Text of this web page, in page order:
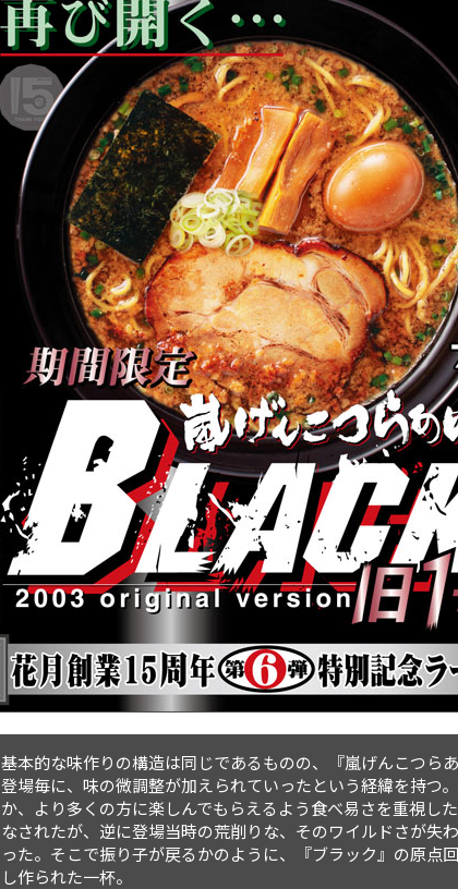
基本的な味作りの構造は同じであるものの、『嵐げんこつら
登場毎に、味の微調整が加えられていったという経緯を持つ
か、より多くの方に楽しんでもらえるよう食べ易さを重視し
なされたが、逆に登場当時の荒削りな、そのワイルドさが失
った。そこで振り子が戻るかのように、『ブラック』の原点
し作られた一杯。